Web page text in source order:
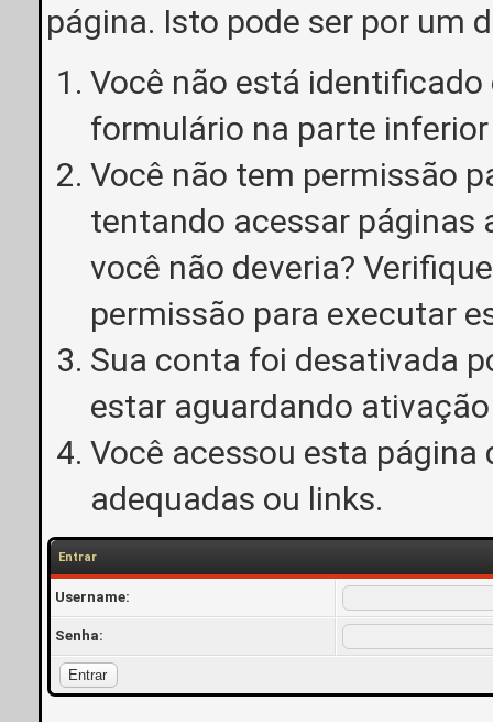
página. Isto pode ser por um
Você não está
formulário na parte
Você não tem permissão
tentando acessar páginas
você não deveria?
permissão para executar
Sua conta foi desativada
estar aguardando
Você acessou esta
adequadas ou links.
Entrar
Username:
Senha: